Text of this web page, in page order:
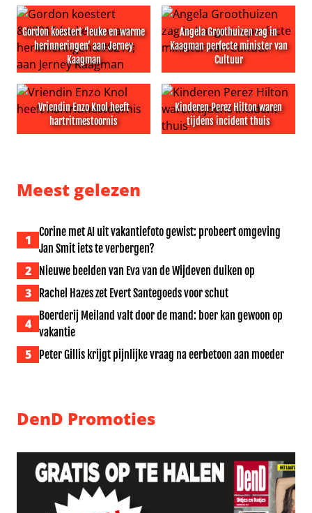
Gordon koestert ‘leuke en warme
herinneringen’ aan Jerney
Kaagman
Gordon koestert ‘leuke en warme herinneringen’ aan
Angela Groothuizen zag in
Kaagman perfecte minister van
Cultuur
Angela Groothuizen zag in
Vriendin Enzo Knol heeft
hartritmestoornis
Kinderen Perez Hilton waren
tijdens incident thuis
Meest gelezen
1
Corine met AI uit vakantiefoto gewist: probeert omgeving
Jan Smit iets te verbergen?
2 Nieuwe beelden van Eva van de Wijdeven duiken op
3 Rachel Hazes zet Evert Santegoeds voor schut
4
Boerderij Meiland valt door de mand: boer kan gewoon op
vakantie
5 Peter Gillis krijgt pijnlijke vraag na eerbetoon aan moeder
DenD Promoties